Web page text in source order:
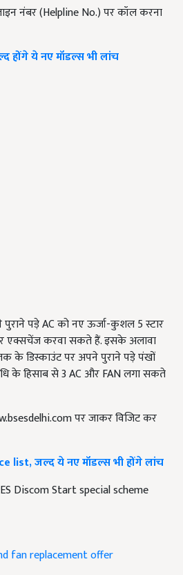
नंबर (Helpline No.) पर कॉल करना
होंगे ये नए मॉडल्स भी लांच
पुराने पड़े AC को नए ऊर्जा-कुशल 5 स्टार
एक्सचेंज करवा सकते हैं. इसके अलावा
के डिस्काउंट पर अपने पुराने पड़े पंखों
के हिसाब से 3 AC और FAN लगा सकते
पर जाकर विजिट कर
list, जल्द ये नए मॉडल्स भी होंगे लांच
Discom Start special scheme
fan replacement offer